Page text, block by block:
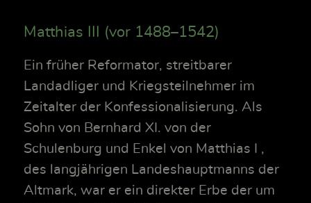
Matthias III (vor 1488–1542)
Ein früher Reformator, streitbarer
Landadliger und Kriegsteilnehmer im
Zeitalter der Konfessionalisierung. Als
Sohn von Bernhard XI. von der
Schulenburg und Enkel von Matthias I ,
des langjährigen Landeshauptmanns der
Altmark, war er ein direkter Erbe der um